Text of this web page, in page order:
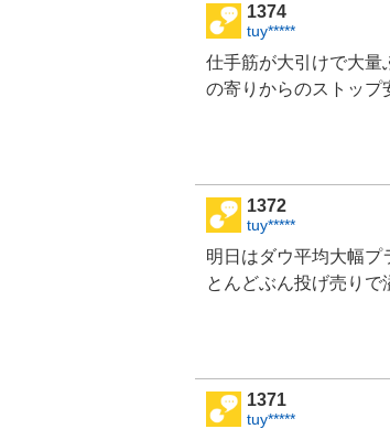
1374
tuy*****
仕手筋が大引けで大量
の寄りからのストップ
1372
tuy*****
明日はダウ平均大幅プ
とんどぶん投げ売り
1371
tuy*****